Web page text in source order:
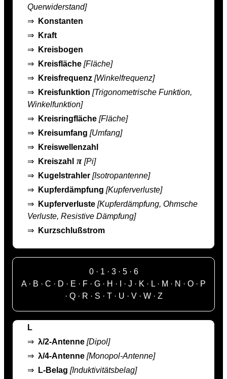
Querwiderstand]
⇒
Konstanten
⇒
Kraft
⇒
Kreisbogen
⇒
Kreisfläche [Fläche]
⇒
Kreisfrequenz [Winkelfrequenz]
⇒
Kreisfunktion [Trigonometrische Funktion,
Winkelfunktion]
⇒
Kreisringfläche [Fläche]
⇒
Kreisumfang [Umfang]
⇒
Kreiswellenzahl
⇒
Kreiszahl π [Pi]
⇒
Kugelstrahler [Isotropantenne]
⇒
Kupferdämpfung [Kupferverluste]
⇒
Kupferverluste [Kupferdämpfung, Ohmsche
Verluste, Resistive Dämpfung]
⇒
Kurzschlußstrom
0· 1· 3· 5· 6
A· B · C · D · E · F · G · H · · J · K · L· M · N · O · P
· Q· R · S · T · U · V · W· Z
L
⇒ λ/2-Antenne [Dipol]
⇒ λ/4-Antenne [Monopol-Antenne]
⇒
L-Belag [Induktivitätsbelag]